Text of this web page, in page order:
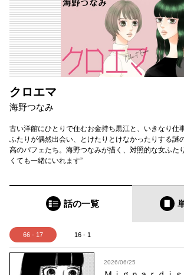
クロエマ
海野つなみ
古い洋館にひとりで住むお金持ち黒江と、いきなり仕
ふたりが偶然出会い、とけたりとけなかったりする謎
高のパフェたち。海野つなみが描く、対照的な女ふた
くても一緒にいれます”
話の一覧
66 - 17 16 - 1
2026/06/25